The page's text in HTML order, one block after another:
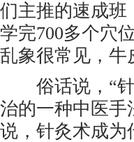
们主推的速成班
学完700多个穴
乱象很常见，牛
俗话说，“针
治的一种中医手
说，针灸术成为